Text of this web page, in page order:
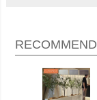
RECOMMEND